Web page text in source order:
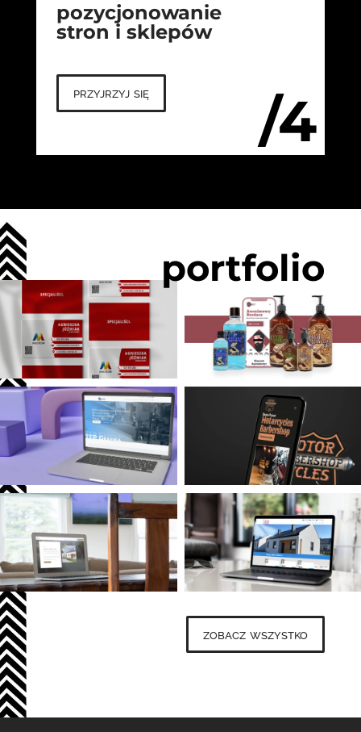
/4
pozycjonowanie
stron i sklepów
przyjrzyj się
portfolio
zobacz wszystko